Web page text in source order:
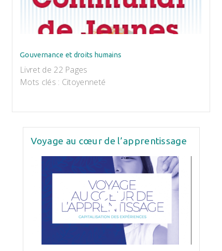
Gouvernance et droits humains
Livret de 22 Pages
Mots clés : Citoyenneté
Voyage au cœur de l’apprentissage